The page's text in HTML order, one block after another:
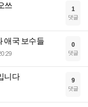
쓰 1
댓글
애국 보수들 0
댓글
니다 9
댓글